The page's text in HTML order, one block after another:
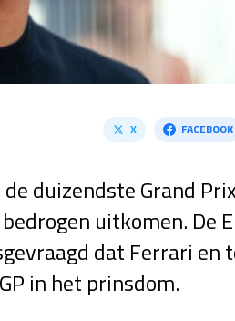
X FACEBOOK
duizendste Grand
uitkomen. De
dat Ferrari en
in het prinsdom.